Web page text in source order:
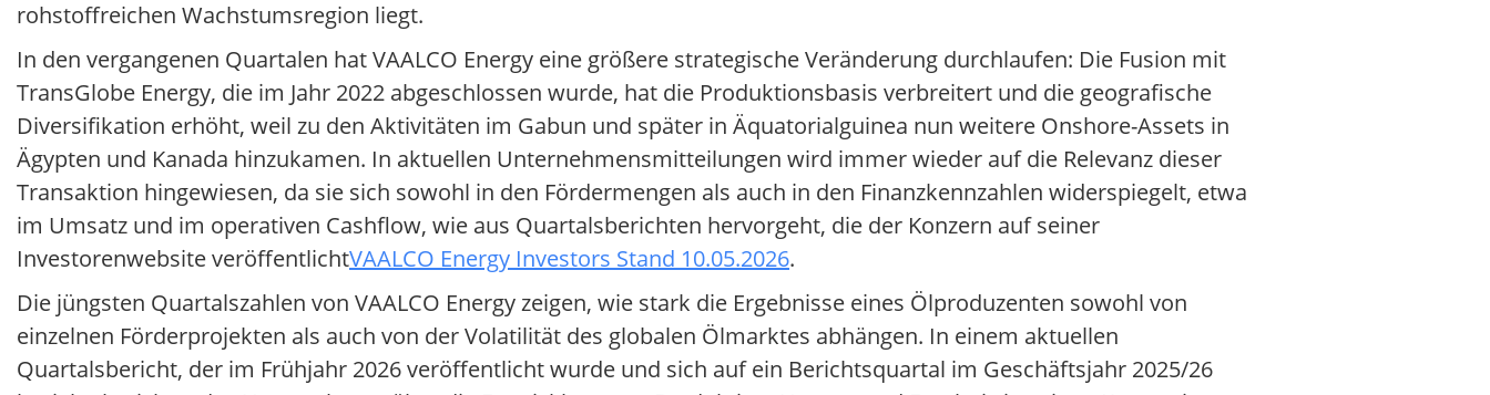
rohstoffreichen Wachstumsregion liegt.
In den vergangenen Quartalen hat VAALCO Energy eine größere strategische Veränderung durchlaufen: Die Fusion mit
TransGlobe Energy, die im Jahr 2022 abgeschlossen wurde, hat die Produktionsbasis verbreitert und die geografische
Diversifikation erhöht, weil zu den Aktivitäten im Gabun und später in Äquatorialguinea nun weitere Onshore-Assets in
Ägypten und Kanada hinzukamen. In aktuellen Unternehmensmitteilungen wird immer wieder auf die Relevanz dieser
Transaktion hingewiesen, da sie sich sowohl in den Fördermengen als auch in den Finanzkennzahlen widerspiegelt, etwa
im Umsatz und im operativen Cashflow, wie aus Quartalsberichten hervorgeht, die der Konzern auf seiner
Investorenwebsite veröffentlichtVAALCO Energy Investors Stand 10.05.2026.
Die jüngsten Quartalszahlen von VAALCO Energy zeigen, wie stark die Ergebnisse eines Ölproduzenten sowohl von
einzelnen Förderprojekten als auch von der Volatilität des globalen Ölmarktes abhängen. In einem aktuellen
Quartalsbericht, der im Frühjahr 2026 veröffentlicht wurde und sich auf ein Berichtsquartal im Geschäftsjahr 2025/26